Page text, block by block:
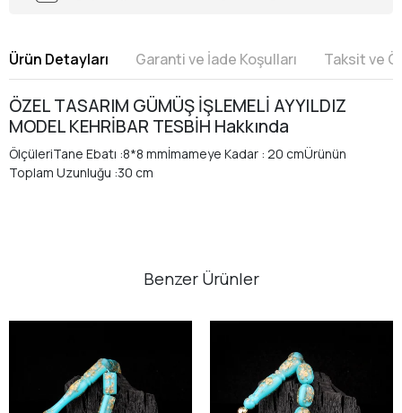
Ürün Detayları Garanti ve İade Koşulları Taksit ve
ÖZEL TASARIM GÜMÜŞ İŞLEMELİ AYYILDIZ
MODEL KEHRİBAR TESBİH Hakkında
ÖlçüleriTane Ebatı :8*8 mmİmameye Kadar : 20 cmÜrünün
Toplam Uzunluğu :30 cm
Benzer Ürünler